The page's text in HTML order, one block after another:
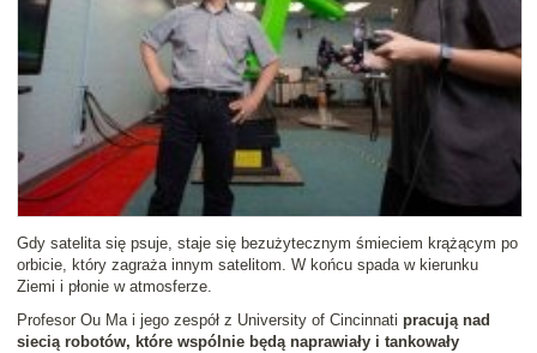
Gdy satelita się psuje, staje się bezużytecznym śmieciem krążącym po
orbicie, który zagraża innym satelitom. W końcu spada w kierunku
Ziemi i płonie w atmosferze.
Profesor Ou Ma i jego zespół z University of Cincinnati pracują nad
siecią robotów, które wspólnie będą naprawiały i tankowały